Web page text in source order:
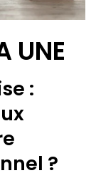
UNE
:
?